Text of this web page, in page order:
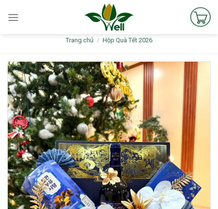
Trang chủ / Hộp Quà Tết 2026